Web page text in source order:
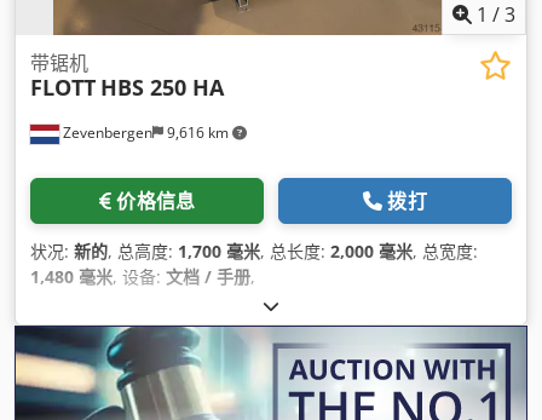
1 /3
Zevenbergen 9,616 km
带锯机
FLOTT HBS 250 HA
价格信息 拨打
状况: 新的, 总高度: 1,700 毫米, 总长度: 2,000 毫米, 总宽度:
1,480 毫米, 设备: 文档 / 手册,